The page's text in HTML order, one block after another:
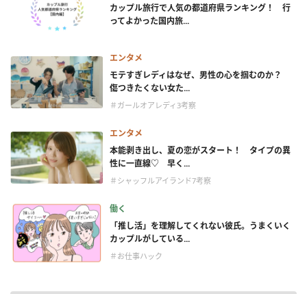
カップル旅行で人気の都道府県ランキング！ 行
ってよかった国内旅...
エンタメ
モテすぎレディはなぜ、男性の心を掴むのか？
傷つきたくない女た...
＃ガールオアレディ3考察
エンタメ
本能剥き出し、夏の恋がスタート！ タイプの異
性に一直線♡ 早く...
＃シャッフルアイランド7考察
働く
「推し活」を理解してくれない彼氏。うまくいく
カップルがしている...
＃お仕事ハック